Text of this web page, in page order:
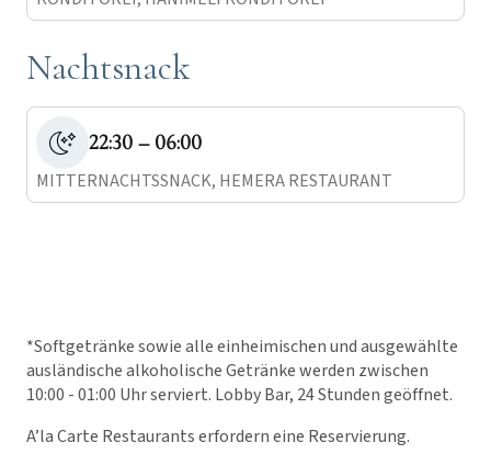
Nachtsnack
22:30 – 06:00
MITTERNACHTSSNACK, HEMERA RESTAURANT
*Softgetränke sowie alle einheimischen und ausgewählte
ausländische alkoholische Getränke werden zwischen
10:00 - 01:00 Uhr serviert. Lobby Bar, 24 Stunden geöffnet.
A’la Carte Restaurants erfordern eine Reservierung.